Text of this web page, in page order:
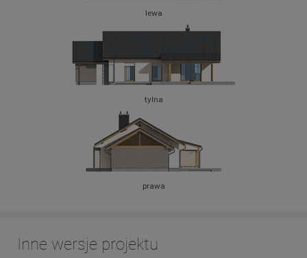
lewa
tylna
prawa
Inne wersje projektu